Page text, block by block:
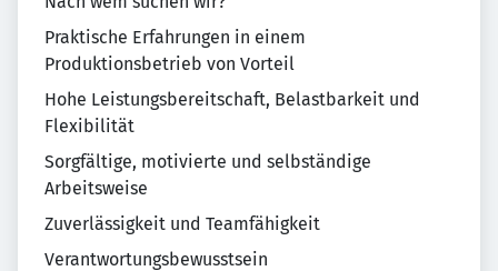
Praktische Erfahrungen in einem
Produktionsbetrieb von Vorteil
Hohe Leistungsbereitschaft, Belastbarkeit und
Flexibilität
Sorgfältige, motivierte und selbständige
Arbeitsweise
Zuverlässigkeit und Teamfähigkeit
Verantwortungsbewusstsein